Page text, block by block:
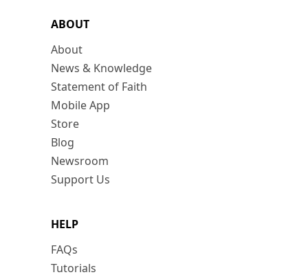
ABOUT
About
News & Knowledge
Statement of Faith
Mobile App
Store
Blog
Newsroom
Support Us
HELP
FAQs
Tutorials